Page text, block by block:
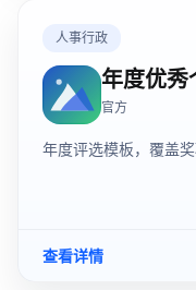
人事行政
年度优秀
官方
年度评选模板，覆盖
查看详情